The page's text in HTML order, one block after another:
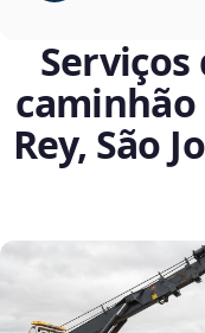
caminhão
Rey, São